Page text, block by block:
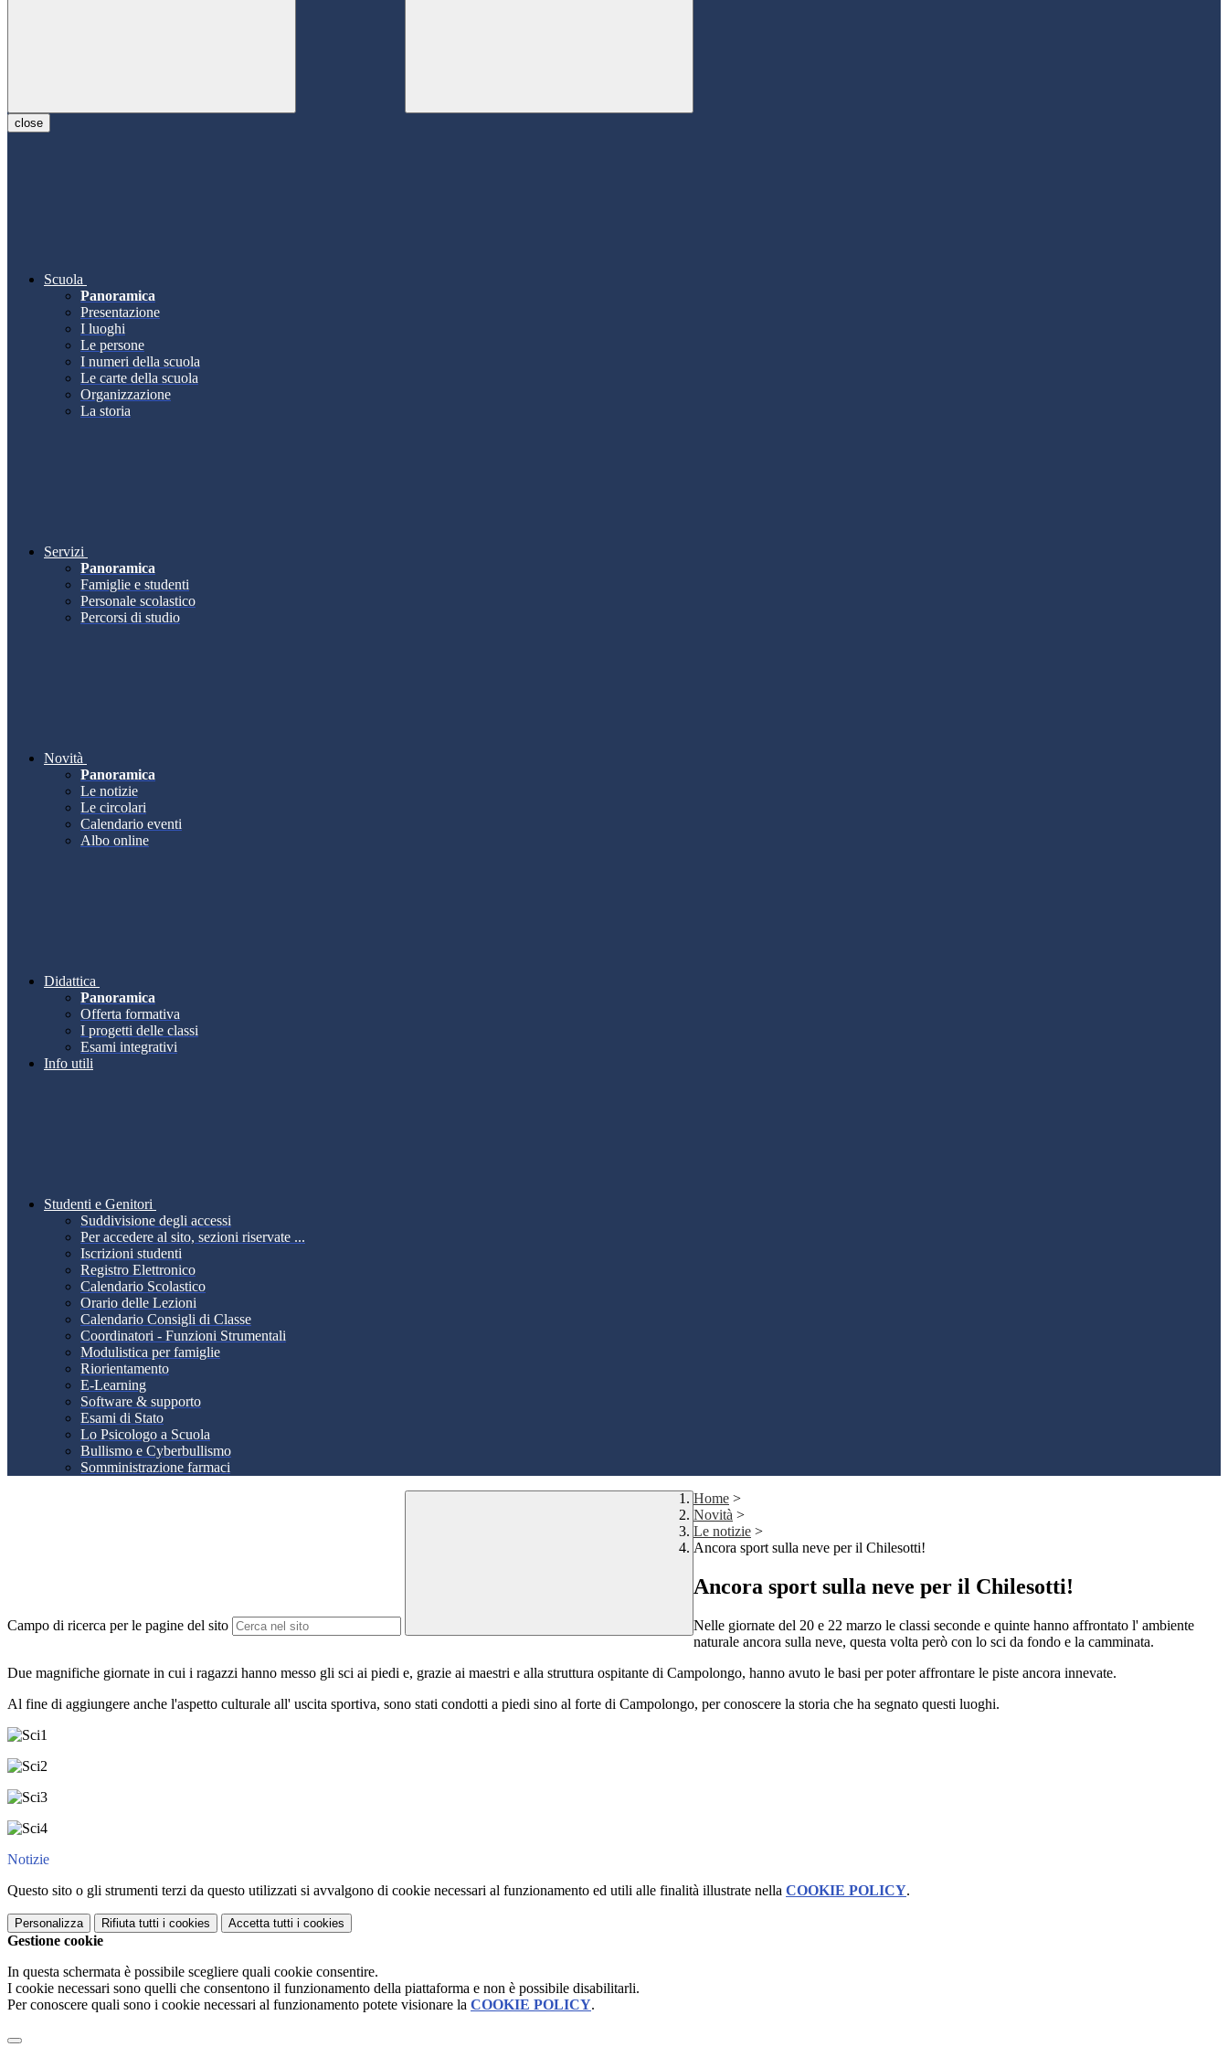
close
Scuola
Panoramica
Presentazione
I luoghi
Le persone
I numeri della scuola
Le carte della scuola
Organizzazione
La storia
Servizi
Panoramica
Famiglie e studenti
Personale scolastico
Percorsi di studio
Novità
Panoramica
Le notizie
Le circolari
Calendario eventi
Albo online
Didattica
Panoramica
Offerta formativa
I progetti delle classi
Esami integrativi
Info utili
Studenti e Genitori
Suddivisione degli accessi
Per accedere al sito, sezioni riservate ...
Iscrizioni studenti
Registro Elettronico
Calendario Scolastico
Orario delle Lezioni
Calendario Consigli di Classe
Coordinatori - Funzioni Strumentali
Modulistica per famiglie
Riorientamento
E-Learning
Software & supporto
Esami di Stato
Lo Psicologo a Scuola
Bullismo e Cyberbullismo
Somministrazione farmaci
Campo di ricerca per le pagine del sito
Home >
Novità >
Le notizie >
Ancora sport sulla neve per il Chilesotti!
Ancora sport sulla neve per il Chilesotti!
Nelle giornate del 20 e 22 marzo le classi seconde e quinte hanno affrontato l' ambiente
naturale ancora sulla neve, questa volta però con lo sci da fondo e la camminata.
Due magnifiche giornate in cui i ragazzi hanno messo gli sci ai piedi e, grazie ai maestri e alla struttura ospitante di Campolongo, hanno avuto le basi per poter affrontare le piste ancora innevate.
Al fine di aggiungere anche l'aspetto culturale all' uscita sportiva, sono stati condotti a piedi sino al forte di Campolongo, per conoscere la storia che ha segnato questi luoghi.
Notizie
Questo sito o gli strumenti terzi da questo utilizzati si avvalgono di cookie necessari al funzionamento ed utili alle finalità illustrate nella COOKIE POLICY.
Personalizza Rifiuta tutti i cookies Accetta tutti i cookies
Gestione cookie
In questa schermata è possibile scegliere quali cookie consentire.
I cookie necessari sono quelli che consentono il funzionamento della piattaforma e non è possibile disabilitarli.
Per conoscere quali sono i cookie necessari al funzionamento potete visionare la COOKIE POLICY.